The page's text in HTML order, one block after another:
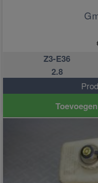
Z3-E36
2.8